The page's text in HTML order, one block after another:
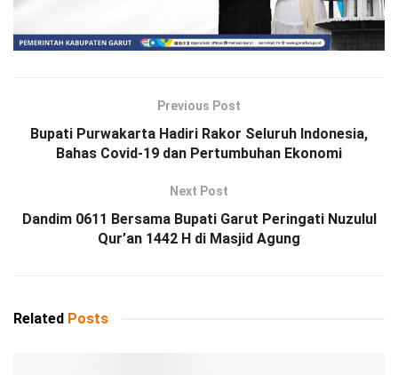
Previous Post
Bupati Purwakarta Hadiri Rakor Seluruh Indonesia,
Bahas Covid-19 dan Pertumbuhan Ekonomi
Next Post
Dandim 0611 Bersama Bupati Garut Peringati Nuzulul
Qur’an 1442 H di Masjid Agung
Related Posts